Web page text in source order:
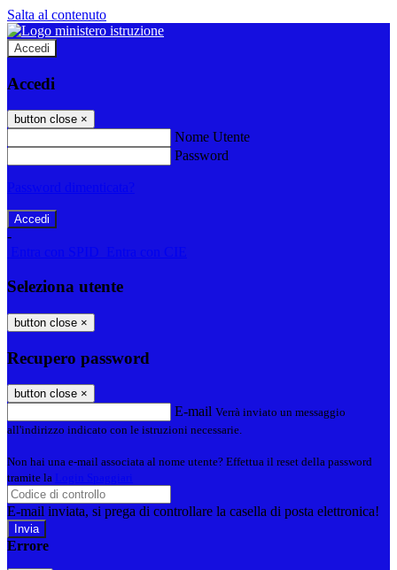
Salta al contenuto
Accedi
Accedi
button close ×
Nome Utente
Password
-
Seleziona utente
button close ×
Recupero password
button close ×
E-mail Verrà inviato un messaggio
all'indirizzo indicato con le istruzioni necessarie.
Non hai una e-mail associata al nome utente? Effettua il reset della password
tramite la
E-mail inviata, si prega di controllare la casella di posta elettronica!
Errore